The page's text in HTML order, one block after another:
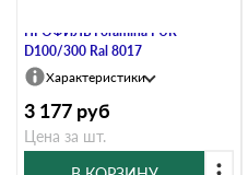
ПРОФИЛЬ Foramina PUR
D100/300 Ral 8017
Характеристики
3 177 руб
Цена за шт.